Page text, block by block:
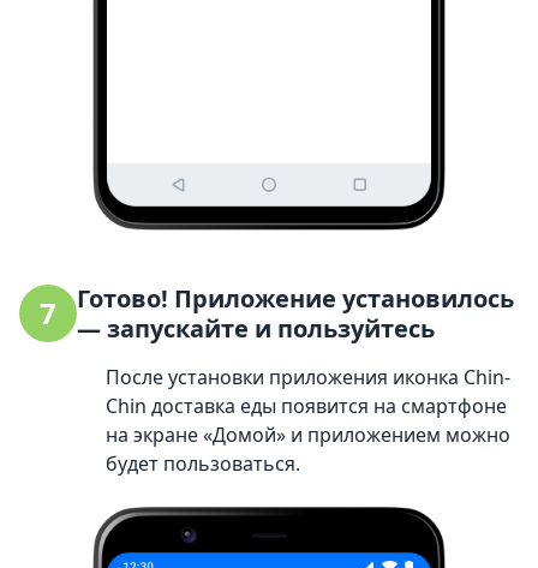
7
Готово! Приложение установилось
— запускайте и пользуйтесь
После установки приложения иконка Chin-
Chin доставка ед‪ы‬ появится на смартфоне
на экране «Домой» и приложением можно
будет пользоваться.